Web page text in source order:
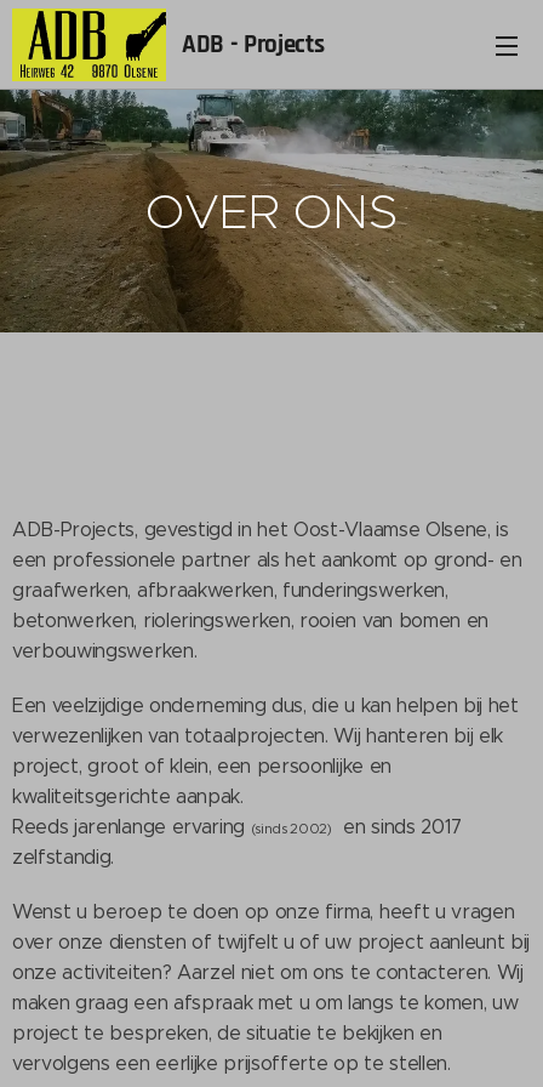
ADB - Projects
OVER ONS
ADB-Projects, gevestigd in het Oost-Vlaamse Olsene, is
een professionele partner als het aankomt op grond- en
graafwerken, afbraakwerken, funderingswerken,
betonwerken, rioleringswerken, rooien van bomen en
verbouwingswerken.
Een veelzijdige onderneming dus, die u kan helpen bij het
verwezenlijken van totaalprojecten. Wij hanteren bij elk
project, groot of klein, een persoonlijke en
kwaliteitsgerichte aanpak.
Reeds jarenlange ervaring (sinds 2002)
en sinds 2017
zelfstandig.
Wenst u beroep te doen op onze firma, heeft u vragen
over onze diensten of twijfelt u of uw project aanleunt bij
onze activiteiten? Aarzel niet om ons te contacteren. Wij
maken graag een afspraak met u om langs te komen, uw
project te bespreken, de situatie te bekijken en
vervolgens een eerlijke prijsofferte op te stellen.